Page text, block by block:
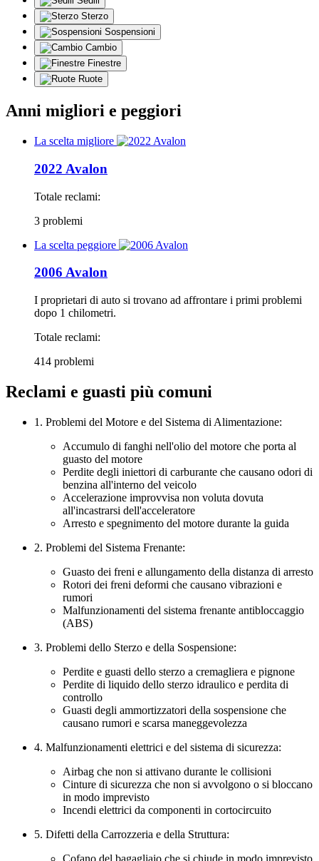
Sterzo
Sospensioni
Cambio
Finestre
Ruote
Anni migliori e peggiori
La scelta migliore
2022 Avalon
Totale reclami:
3 problemi
La scelta peggiore
2006 Avalon
I proprietari di auto si trovano ad affrontare i primi problemi
dopo 1 chilometri.
Totale reclami:
414 problemi
Reclami e guasti più comuni
1. Problemi del Motore e del Sistema di Alimentazione:
Accumulo di fanghi nell'olio del motore che porta al
guasto del motore
Perdite degli iniettori di carburante che causano odori di
benzina all'interno del veicolo
Accelerazione improvvisa non voluta dovuta
all'incastrarsi dell'acceleratore
Arresto e spegnimento del motore durante la guida
2. Problemi del Sistema Frenante:
Guasto dei freni e allungamento della distanza di arresto
Rotori dei freni deformi che causano vibrazioni e
rumori
Malfunzionamenti del sistema frenante antibloccaggio
(ABS)
3. Problemi dello Sterzo e della Sospensione:
Perdite e guasti dello sterzo a cremagliera e pignone
Perdite di liquido dello sterzo idraulico e perdita di
controllo
Guasti degli ammortizzatori della sospensione che
causano rumori e scarsa maneggevolezza
4. Malfunzionamenti elettrici e del sistema di sicurezza:
Airbag che non si attivano durante le collisioni
Cinture di sicurezza che non si avvolgono o si bloccano
in modo imprevisto
Incendi elettrici da componenti in cortocircuito
5. Difetti della Carrozzeria e della Struttura:
Cofano del bagagliaio che si chiude in modo imprevisto